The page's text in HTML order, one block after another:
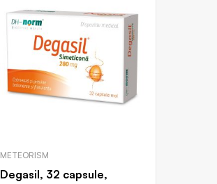
METEORISM
Degasil, 32 capsule,